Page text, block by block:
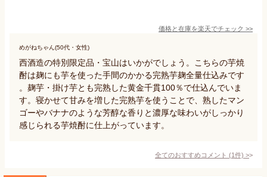
価格と在庫を楽天でチェック >>
めがねちゃん(50代・女性)
西酒造の特別限定品・宝山はいかがでしょう。こちらの芋焼
酎は麹にも芋を使った手間のかかる完熟芋麹全量仕込みです
。麹芋・掛け芋とも完熟した黄金千貫100％で仕込んでいま
す。寝かせて甘みを増した完熟芋を使うことで、熟したマン
ゴーやバナナのような芳醇な香りと濃厚な味わいがしっかり
感じられる芋焼酎に仕上がっています。
全てのおすすめコメント (1件) >